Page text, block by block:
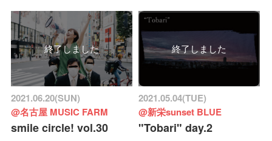
終了しました
2021.06.20(SUN)
@名古屋 MUSIC FARM
smile circle! vol.30
終了しました
2021.05.04(TUE)
@新栄sunset BLUE
"Tobari" day.2